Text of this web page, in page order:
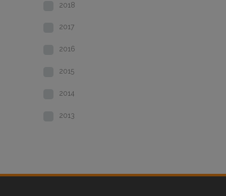
2018
2017
2016
2015
2014
2013